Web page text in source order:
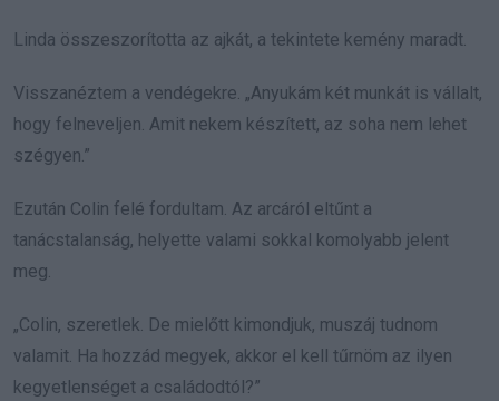
Linda összeszorította az ajkát, a tekintete kemény maradt.
Visszanéztem a vendégekre. „Anyukám két munkát is vállalt,
hogy felneveljen. Amit nekem készített, az soha nem lehet
szégyen.”
Ezután Colin felé fordultam. Az arcáról eltűnt a
tanácstalanság, helyette valami sokkal komolyabb jelent
meg.
„Colin, szeretlek. De mielőtt kimondjuk, muszáj tudnom
valamit. Ha hozzád megyek, akkor el kell tűrnöm az ilyen
kegyetlenséget a családodtól?”